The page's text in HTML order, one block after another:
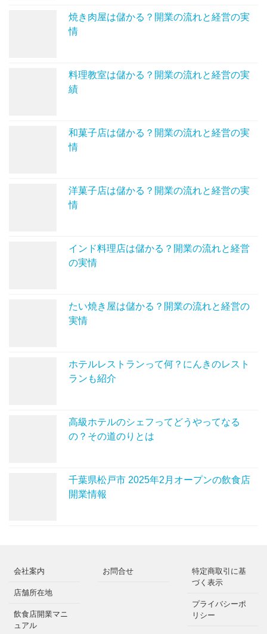
焼き肉屋は儲かる？開業の流れと経営の実
情
料理教室は儲かる？開業の流れと経営の実
績
和菓子店は儲かる？開業の流れと経営の実
情
洋菓子店は儲かる？開業の流れと経営の実
情
インド料理店は儲かる？開業の流れと経営
の実情
たい焼き屋は儲かる？開業の流れと経営の
実情
ホテルレストランって何？にんきのレスト
ランも紹介
高級ホテルのシェフってどうやってなる
の？その道のりとは
千葉県松戸市 2025年2月オープンの飲食店
開業情報
会社案内
店舗所在地
飲食店開業マニ
ュアル
お問合せ
特定商取引に基
づく表示
プライバシーポ
リシー